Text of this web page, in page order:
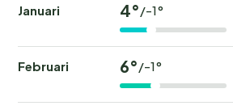
Januari 4°/-1°
Februari 6°/-1°